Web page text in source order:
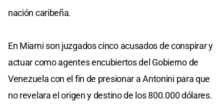
nación caribeña.
En Miami son juzgados cinco acusados de conspirar y
actuar como agentes encubiertos del Gobierno de
Venezuela con el fin de presionar a Antonini para que
no revelara el origen y destino de los 800.000 dólares.